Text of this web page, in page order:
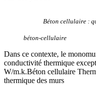
Béton cellulaire :
béton-cellulaire
Dans ce contexte, le
conductivité thermique
W/m.k.Béton cellulaire
thermique des murs